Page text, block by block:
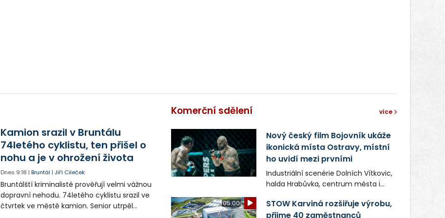
Kamion srazil v Bruntálu
74letého cyklistu, ten přišel o
nohu a je v ohrožení života
Dnes 9:18 |Bruntál |Jiří Cileček
Bruntálští kriminalisté prověřují velmi vážnou
dopravní nehodu. 74letého cyklistu srazil ve
čtvrtek ve městě kamion. Senior utrpěl
Komerční sdělení více
Nový český film Bojovník ukáže
ikonická místa Ostravy, místní
ho uvidí mezi prvními
Industriální scenérie Dolních Vítkovic,
halda Hrabůvka, centrum města i
v novém filmu Bojovník, který vstoupí
do kin už 13. srpna. Režiséři Vojtěch
05:00
STOW Karviná rozšiřuje výrobu,
přijme 40 zaměstnanců